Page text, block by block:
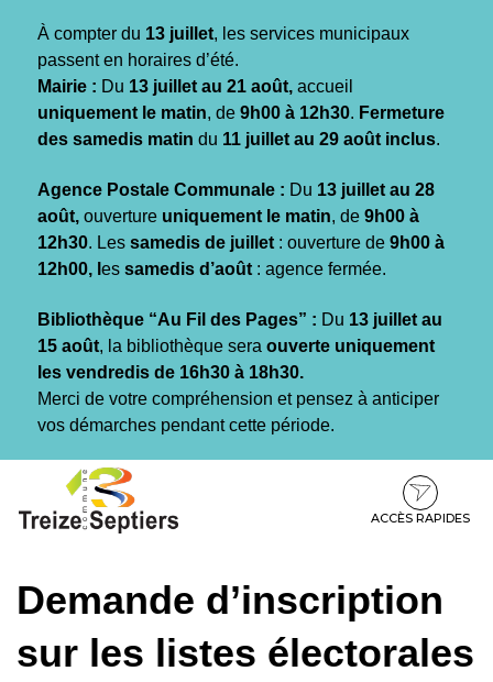
À compter du 13 juillet, les services municipaux
passent en horaires d’été.
Mairie : Du 13 juillet au 21 août, accueil
uniquement le matin, de 9h00 à 12h30. Fermeture
des samedis matin du 11 juillet au 29 août inclus.
Agence Postale Communale : Du 13 juillet au 28
août, ouverture uniquement le matin, de 9h00 à
12h30. Les samedis de juillet : ouverture de 9h00 à
12h00, l es samedis d’août : agence fermée.
Bibliothèque “Au Fil des Pages” : Du 13 juillet au
15 août, la bibliothèque sera ouverte uniquement
les vendredis de 16h30 à 18h30.
Merci de votre compréhension et pensez à anticiper
vos démarches pendant cette période.
contenu
pied
ACCÈS RAPIDES
Demande d’inscription
sur les listes électorales